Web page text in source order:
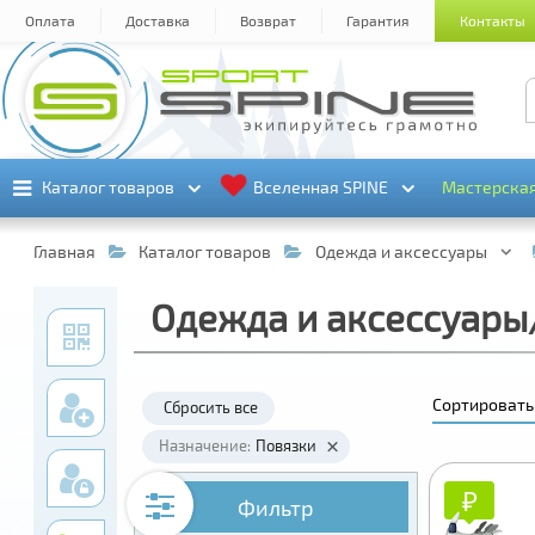
Оплата Доставка Возврат Гарантия Контакты
Каталог товаров
Каталог товаров Вселенная SPINE
Вселенная SPINE
Главная Каталог товаров Одежда и аксессуары
Одежда и
Сбросить все
Назначение: Повязки
Фильтр ₽
₽